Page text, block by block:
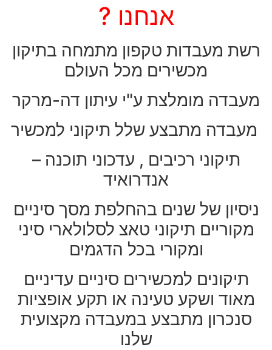
אנחנו ?
רשת מעבדות טקפון מתמחה בתיקון
מכשירים מכל העולם
מעבדה מומלצת ע"י עיתון דה-מרקר
מעבדה מתבצע שלל תיקוני למכשיר
תיקוני רכיבים , עדכוני תוכנה –
אנדרואיד
ניסיון של שנים בהחלפת מסך סיניים
מקוריים תיקוני טאצ לסלולארי סיני
ומקורי בכל הדגמים
תיקונים למכשירים סיניים עדיניים
מאוד ושקע טעינה או תקע אופציות
סנכרון מתבצע במעבדה מקצועית
שלנו